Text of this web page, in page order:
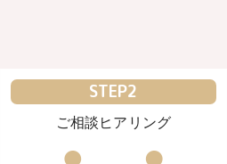
STEP2
ご相談ヒアリング